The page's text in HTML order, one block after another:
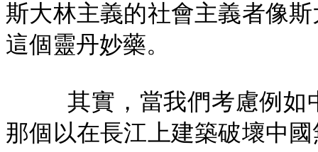
斯大林主義的社會主義者像
這個靈丹妙藥。
其實，當我們考慮例如
那個以在長江上建築破壞中